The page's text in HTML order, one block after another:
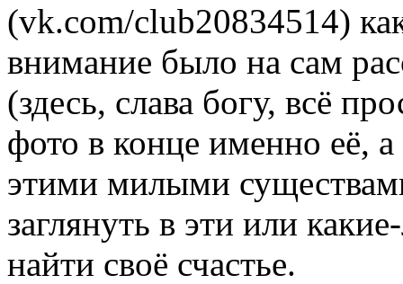
(vk.com/club20834514)
внимание было на сам
(здесь, слава богу, всё
фото в конце именно её, а
этими милыми
заглянуть в эти или
найти своё счастье.